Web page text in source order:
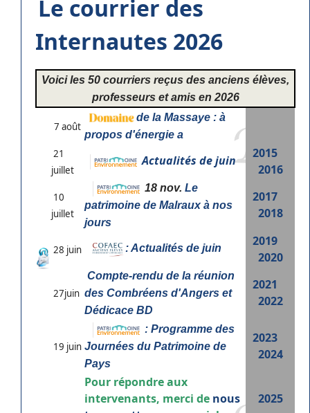
Le courrier des
Internautes 2026
Voici les 50 courriers reçus des anciens élèves,
professeurs et amis en 2026
7 août
de la Massaye : à
propos d'énergie a
21
juillet
Actualités de juin
2015
2016
10
juillet
18 nov. Le
patrimoine de Malraux à nos
jours
2017
2018
28 juin : Actualités de juin
2019
2020
27juin
Compte-rendu de la réunion
des Combréens d'Angers et
Dédicace BD
2021
2022
19 juin
: Programme des
Journées du Patrimoine de
Pays
2023
2024
Pour répondre aux
intervenants, merci de nous
2025